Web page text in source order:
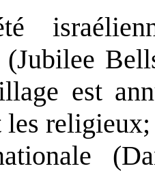
(Jubilee
est
les